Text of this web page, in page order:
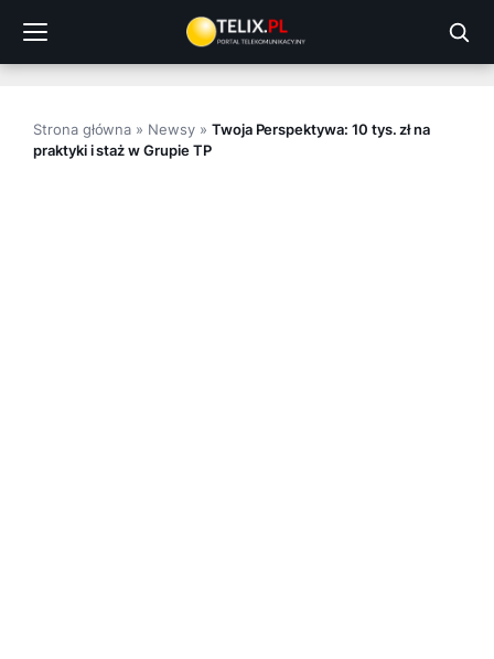
treści
Strona główna » Newsy» Twoja Perspektywa: 10 tys. zł na
praktyki i staż w Grupie TP